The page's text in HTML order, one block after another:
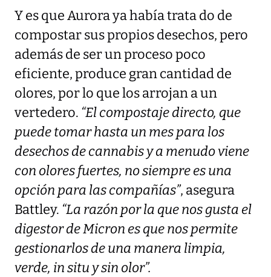
Y es que Aurora ya había trata do de
compostar sus propios desechos, pero
además de ser un proceso poco
eficiente, produce gran cantidad de
olores, por lo que los arrojan a un
vertedero. “El compostaje directo, que
puede tomar hasta un mes para los
desechos de cannabis y a menudo viene
con olores fuertes, no siempre es una
opción para las compañías”, asegura
Battley. “La razón por la que nos gusta el
digestor de Micron es que nos permite
gestionarlos de una manera limpia,
verde, in situ y sin olor”.